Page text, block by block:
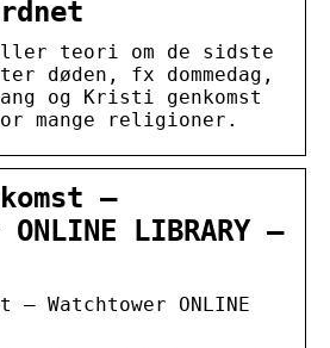
teori om de sidste
døden, fx dommedag,
og Kristi genkomst
mange religioner.
–
LIBRARY –
Watchtower ONLINE